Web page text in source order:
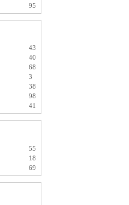
95
43
40
68
3
38
98
41
55
18
69